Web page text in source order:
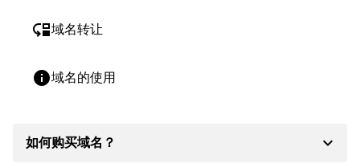
move_down域名转让
info域名的使用
如何购买域名？ expand_more